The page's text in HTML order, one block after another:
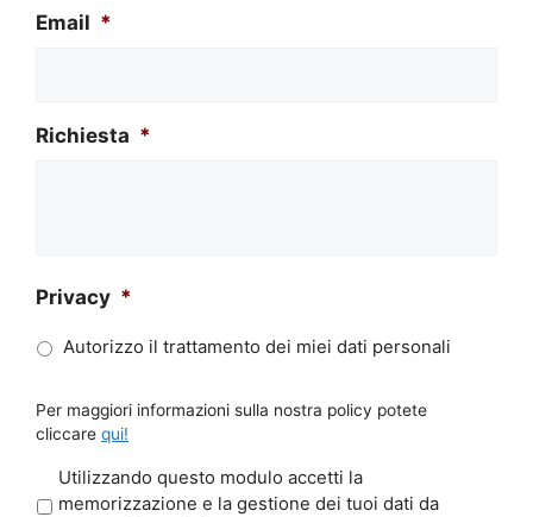
Email *
Richiesta *
Privacy *
Autorizzo il trattamento dei miei dati personali
Per maggiori informazioni sulla nostra policy potete
cliccare qui!
r
Utilizzando questo modulo accetti la
memorizzazione e la gestione dei tuoi dati da